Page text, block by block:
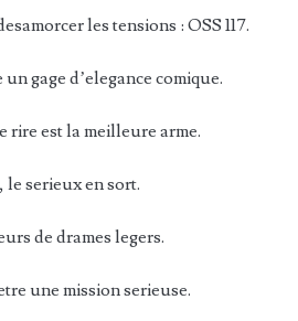
les tensions : OSS 117.
gage d’elegance comique.
rire est la meilleure arme.
le serieux en sort.
de drames legers.
une mission serieuse.